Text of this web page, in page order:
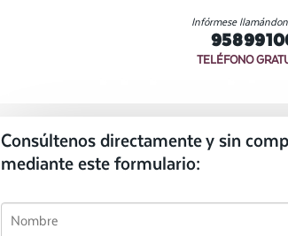
Infórmese
TELÉFONO
Consúltenos directamente y sin
mediante este formulario: